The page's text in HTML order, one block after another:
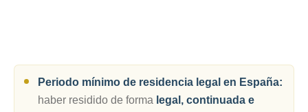
Periodo mínimo de residencia legal en España:
haber residido de forma legal, continuada e